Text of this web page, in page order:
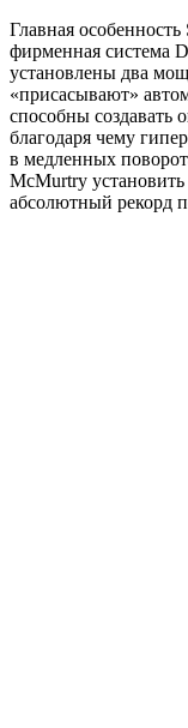
Главная
фирменная система
установлены два
«присасывают»
способны создавать
благодаря чему
в медленных
McMurtry установить
абсолютный рекорд